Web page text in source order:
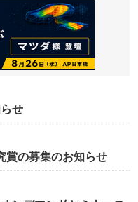
せ
賞の募集のお知らせ